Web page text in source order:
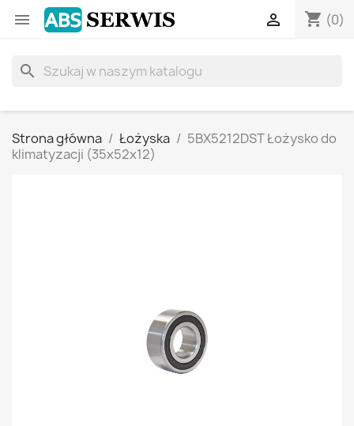
 shopping_cart (0)

search
Strona główna Łożyska
5BX5212DST Łożysko do
klimatyzacji (35x52x12)